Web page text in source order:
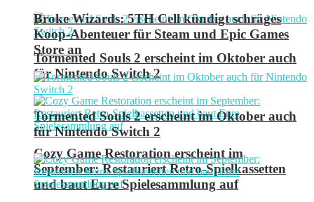
Tormented Souls 2 erscheint im Oktober auch
für Nintendo Switch 2
Cozy Game Restoration erscheint im
September: Restauriert Retro-Spielkassetten
und baut Eure Spielesammlung auf
Broke Wizards: 5TH Cell kündigt schräges
Koop-Abenteuer für Steam und Epic Games
Store an
Tormented Souls 2 erscheint im Oktober auch
für Nintendo Switch 2